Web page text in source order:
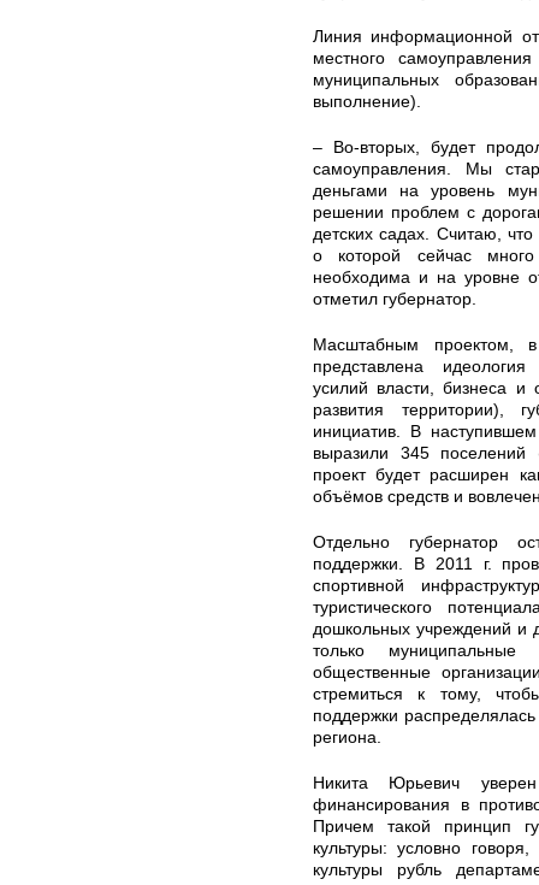
Линия информационной
местного
муниципальных
выполнение).
– Во-вторых, будет
самоуправления. Мы
деньгами на уровень
решении проблем с
детских садах. Считаю,
о которой сейчас
необходима и на уровне
отметил губернатор.
Масштабным проектом,
представлена
усилий власти, бизнеса и
развития территории),
инициатив. В наступившем
выразили 345
проект будет расширен
объёмов средств и
Отдельно губернатор
поддержки. В 2011 г.
спортивной
туристического
дошкольных учреждений и
только
общественные
стремиться к тому,
поддержки
региона.
Никита Юрьевич
финансирования в
Причем такой принцип
культуры: условно
культуры рубль